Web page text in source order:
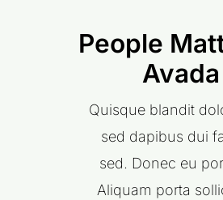
People
Avada
Quisque blandit
sed dapibus dui
sed. Donec eu
Aliquam porta